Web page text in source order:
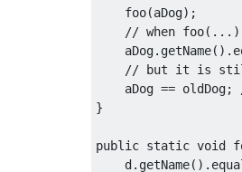
    foo
(aDog);
// when foo(...)
    aDog
. getName().
// but it is still
    aDog
== oldDog;
}
public static void
    d
. getName().